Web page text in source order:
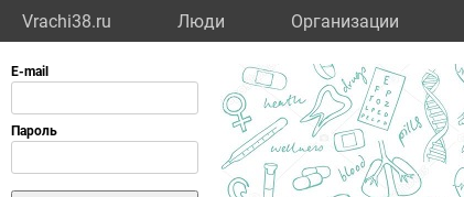
Vrachi38.ru Люди Организации